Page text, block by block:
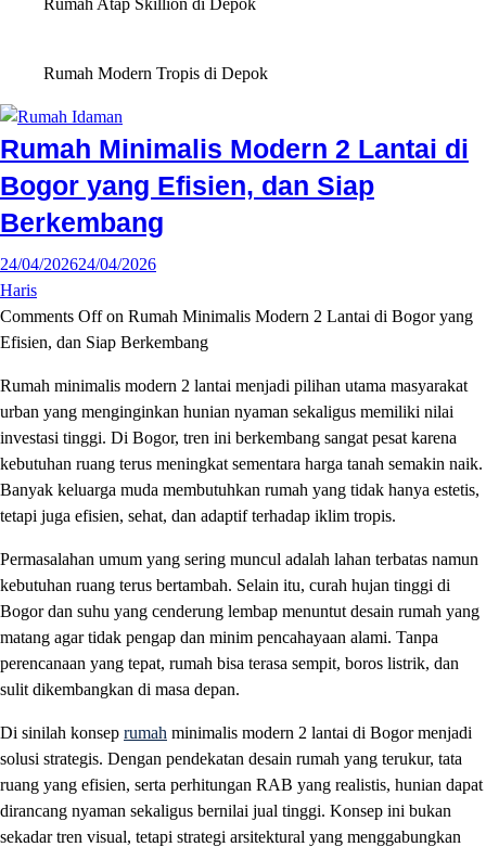
Rumah Atap Skillion di Depok
Rumah Modern Tropis di Depok
Rumah Minimalis Modern 2 Lantai di
Bogor yang Efisien, dan Siap
Berkembang
24/04/202624/04/2026
Haris
Comments Offon Rumah Minimalis Modern 2 Lantai di Bogor yang
Efisien, dan Siap Berkembang
Rumah minimalis modern 2 lantai menjadi pilihan utama masyarakat
urban yang menginginkan hunian nyaman sekaligus memiliki nilai
investasi tinggi. Di Bogor, tren ini berkembang sangat pesat karena
kebutuhan ruang terus meningkat sementara harga tanah semakin naik.
Banyak keluarga muda membutuhkan rumah yang tidak hanya estetis,
tetapi juga efisien, sehat, dan adaptif terhadap iklim tropis.
Permasalahan umum yang sering muncul adalah lahan terbatas namun
kebutuhan ruang terus bertambah. Selain itu, curah hujan tinggi di
Bogor dan suhu yang cenderung lembap menuntut desain rumah yang
matang agar tidak pengap dan minim pencahayaan alami. Tanpa
perencanaan yang tepat, rumah bisa terasa sempit, boros listrik, dan
sulit dikembangkan di masa depan.
Di sinilah konsep rumah minimalis modern 2 lantai di Bogor menjadi
solusi strategis. Dengan pendekatan desain rumah yang terukur, tata
ruang yang efisien, serta perhitungan RAB yang realistis, hunian dapat
dirancang nyaman sekaligus bernilai jual tinggi. Konsep ini bukan
sekadar tren visual, tetapi strategi arsitektural yang menggabungkan